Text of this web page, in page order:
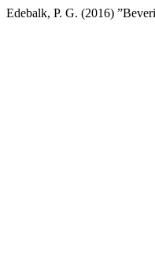
Edebalk, P. G. (2016)